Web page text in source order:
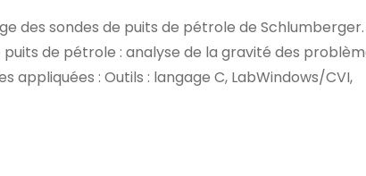
des sondes de puits de pétrole de
de pétrole : analyse de la gravité des
appliquées : Outils : langage C, LabWindows/CVI,